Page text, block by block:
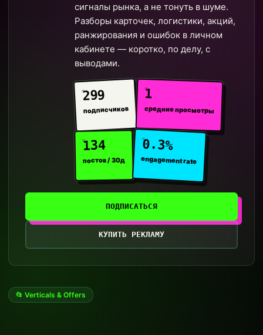
сигналы рынка, а не тонуть в шуме.
Разборы карточек, логистики, акций,
ранжирования и ошибок в личном
кабинете — коротко, по делу, с
выводами.
299
подписчиков
1
средние просмотры
134
постов / 30д
0.3%
engagement rate
ПОДПИСАТЬСЯ
КУПИТЬ РЕКЛАМУ
📂 Verticals & Offers